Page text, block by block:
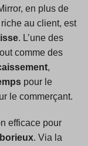
en plus de
au client, est
. L’une des
comme des
,
pour le
le commerçant.
efficace pour
. Via la